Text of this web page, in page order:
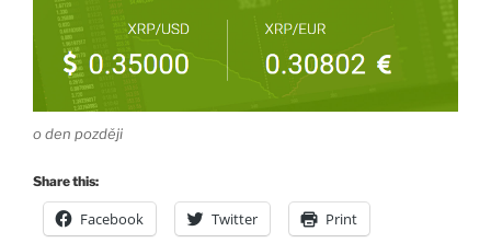
o den později
Share this:
Facebook Twitter Print